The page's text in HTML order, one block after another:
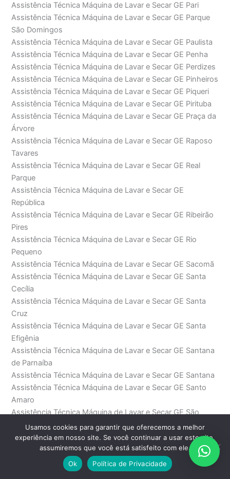
Assistência Técnica Máquina de Lavar e Secar GE Pari
Assistência Técnica Máquina de Lavar e Secar GE Parque
São Domingos
Assistência Técnica Máquina de Lavar e Secar GE Paulista
Assistência Técnica Máquina de Lavar e Secar GE Penha
Assistência Técnica Máquina de Lavar e Secar GE Perdizes
Assistência Técnica Máquina de Lavar e Secar GE Pinheiros
Assistência Técnica Máquina de Lavar e Secar GE Piqueri
Assistência Técnica Máquina de Lavar e Secar GE Pirituba
Assistência Técnica Máquina de Lavar e Secar GE Praça da
Árvore
Assistência Técnica Máquina de Lavar e Secar GE Raposo
Tavares
Assistência Técnica Máquina de Lavar e Secar GE Real
Parque
Assistência Técnica Máquina de Lavar e Secar GE
República
Assistência Técnica Máquina de Lavar e Secar GE Ribeirão
Pires
Assistência Técnica Máquina de Lavar e Secar GE Rio
Pequeno
Assistência Técnica Máquina de Lavar e Secar GE Sacomã
Assistência Técnica Máquina de Lavar e Secar GE Santa
Cecília
Assistência Técnica Máquina de Lavar e Secar GE Santa
Cruz
Assistência Técnica Máquina de Lavar e Secar GE Santa
Efigênia
Assistência Técnica Máquina de Lavar e Secar GE Santana
de Parnaíba
Assistência Técnica Máquina de Lavar e Secar GE Santana
Assistência Técnica Máquina de Lavar e Secar GE Santo
Amaro
Assistência Técnica Máquina de Lavar e Secar GE São
Bento
Assistência Técnica Máquina de Lavar e Secar GE São
Domingos
Assistência Técnica Máquina de Lavar e Secar GE São
Usamos cookies para garantir que oferecemos a melhor
experiência em nosso site. Se você continuar a usar este site,
assumiremos que você está satisfeito com ele.
Ok
Política de Privacidade